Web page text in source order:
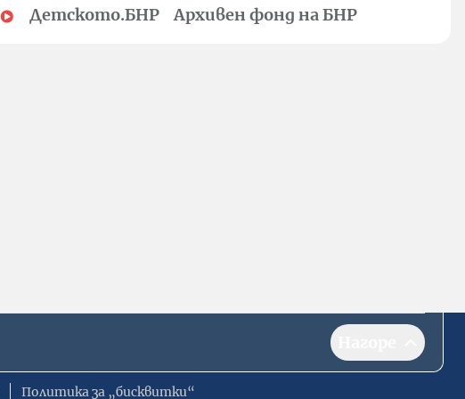
Детското.БНР Архивен фонд на БНР
Политика за „бисквитки“